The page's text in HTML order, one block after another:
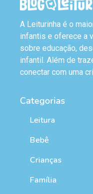
A Leiturinha é o
infantis e oferece a
sobre educação,
infantil. Além de
conectar com uma
Categorias
Leitura
Bebê
Crianças
Família